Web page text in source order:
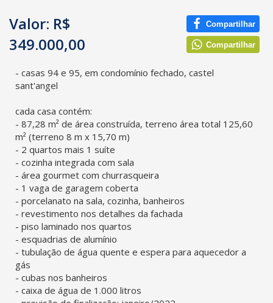
Valor: R$
349.000,00
Compartilhar
Compartilhar
- casas 94 e 95, em condomínio fechado, castel
sant'angel
cada casa contém:
- 87,28 m² de área construída, terreno área total 125,60
m² (terreno 8 m x 15,70 m)
- 2 quartos mais 1 suíte
- cozinha integrada com sala
- área gourmet com churrasqueira
- 1 vaga de garagem coberta
- porcelanato na sala, cozinha, banheiros
- revestimento nos detalhes da fachada
- piso laminado nos quartos
- esquadrias de alumínio
- tubulação de água quente e espera para aquecedor a
gás
- cubas nos banheiros
- caixa de água de 1.000 litros